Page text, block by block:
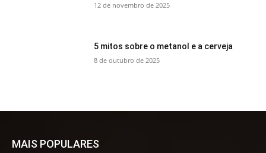
12 de novembro de 2025
5 mitos sobre o metanol e a cerveja
8 de outubro de 2025
MAIS POPULARES